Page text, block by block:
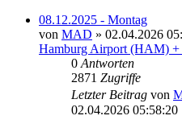
08.12.2025 - Montag
von MAD » 02.04.2026
Hamburg Airport (HAM)
0 Antworten
2871 Zugriffe
Letzter Beitrag von
02.04.2026 05:58:20